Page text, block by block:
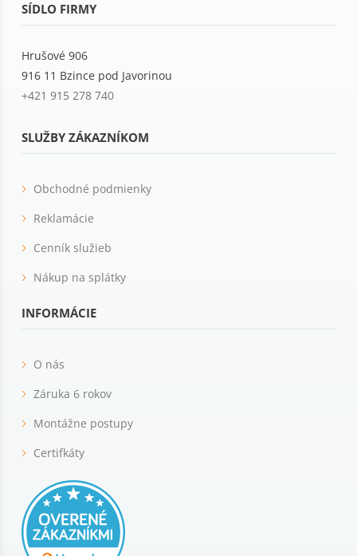
SÍDLO FIRMY
Hrušové 906
916 11 Bzince pod Javorinou
+421 915 278 740
SLUŽBY ZÁKAZNÍKOM
Obchodné podmienky
Reklamácie
Cenník služieb
Nákup na splátky
INFORMÁCIE
O nás
Záruka 6 rokov
Montážne postupy
Certifkáty